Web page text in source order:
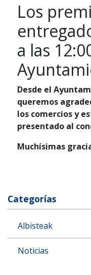
Los
a las
Desde el
queremos
los comercios y
presentado al
Muchísimas
Categorías
Albisteak
Noticias